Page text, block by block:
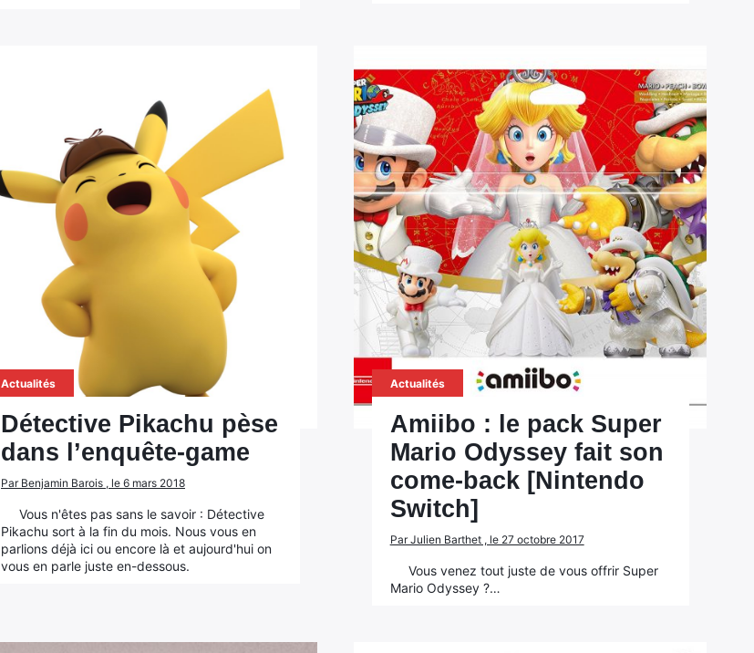
Actualités
Détective Pikachu pèse
dans l’enquête-game
Par Benjamin Barois , le 6 mars 2018
Vous n'êtes pas sans le savoir : Détective
Pikachu sort à la fin du mois. Nous vous en
parlions déjà ici ou encore là et aujourd'hui on
vous en parle juste en-dessous.
Actualités
Amiibo : le pack Super
Mario Odyssey fait son
come-back [Nintendo
Switch]
Par Julien Barthet , le 27 octobre 2017
Vous venez tout juste de vous offrir Super
Mario Odyssey ?…